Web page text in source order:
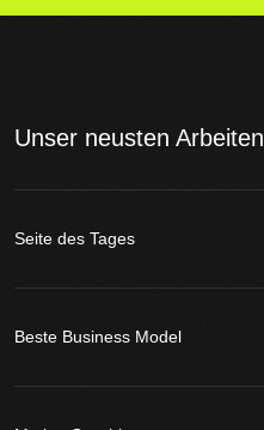
Unser neusten Arbeiten
Seite des Tages
Beste Business Model